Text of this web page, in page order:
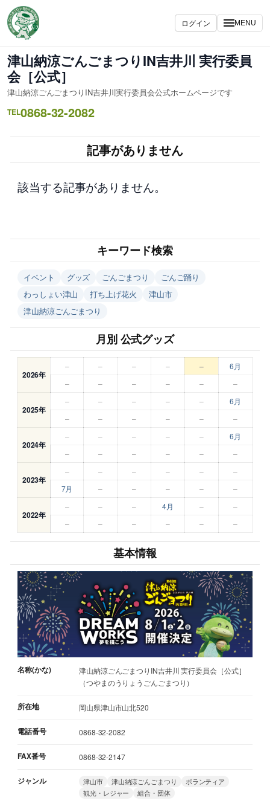
容
を
ス
キ
ッ
プ
ログイン MENU
津山納涼ごんごまつりIN吉井川 実行委員
会［公式］
津山納涼ごんごまつりIN吉井川実行委員会公式ホームページです
TEL0868-32-2082
記事がありません
該当する記事がありません。
キーワード検索
イベント グッズ ごんごまつり
ごんご踊り
わっしょい津山
打ち上げ花火
津山市
津山納涼ごんごまつり
月別 公式グッズ
2026年
– – – – –
6月
–
– – – – –
2025年
– – – – –
6月
–
– – – – –
2024年
– – – – –
6月
–
– – – – –
2023年
– – – – –
–
7月
– – – – –
2022年
– – – 4月 –
–
–
– – – – –
基本情報
名称(かな)
津山納涼ごんごまつりIN吉井川 実行委員会［公式］
（つやまのうりょうごんごまつり）
所在地 岡山県津山市山北520
電話番号 0868-32-2082
FAX番号 0868-32-2147
ジャンル 津山市 津山納涼ごんごまつり
ボランティア
観光・レジャー
組合・団体